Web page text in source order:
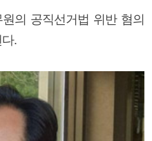
의 공직선거법 위반 혐의
.